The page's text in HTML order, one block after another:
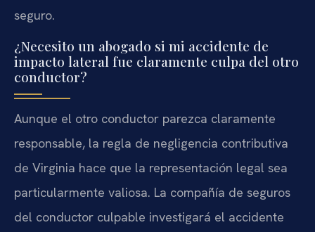
seguro.
¿Necesito un abogado si mi accidente de
impacto lateral fue claramente culpa del otro
conductor?
Aunque el otro conductor parezca claramente
responsable, la regla de negligencia contributiva
de Virginia hace que la representación legal sea
particularmente valiosa. La compañía de seguros
del conductor culpable investigará el accidente